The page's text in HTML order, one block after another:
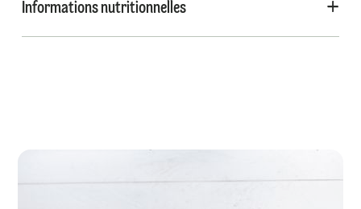
Informations nutritionnelles